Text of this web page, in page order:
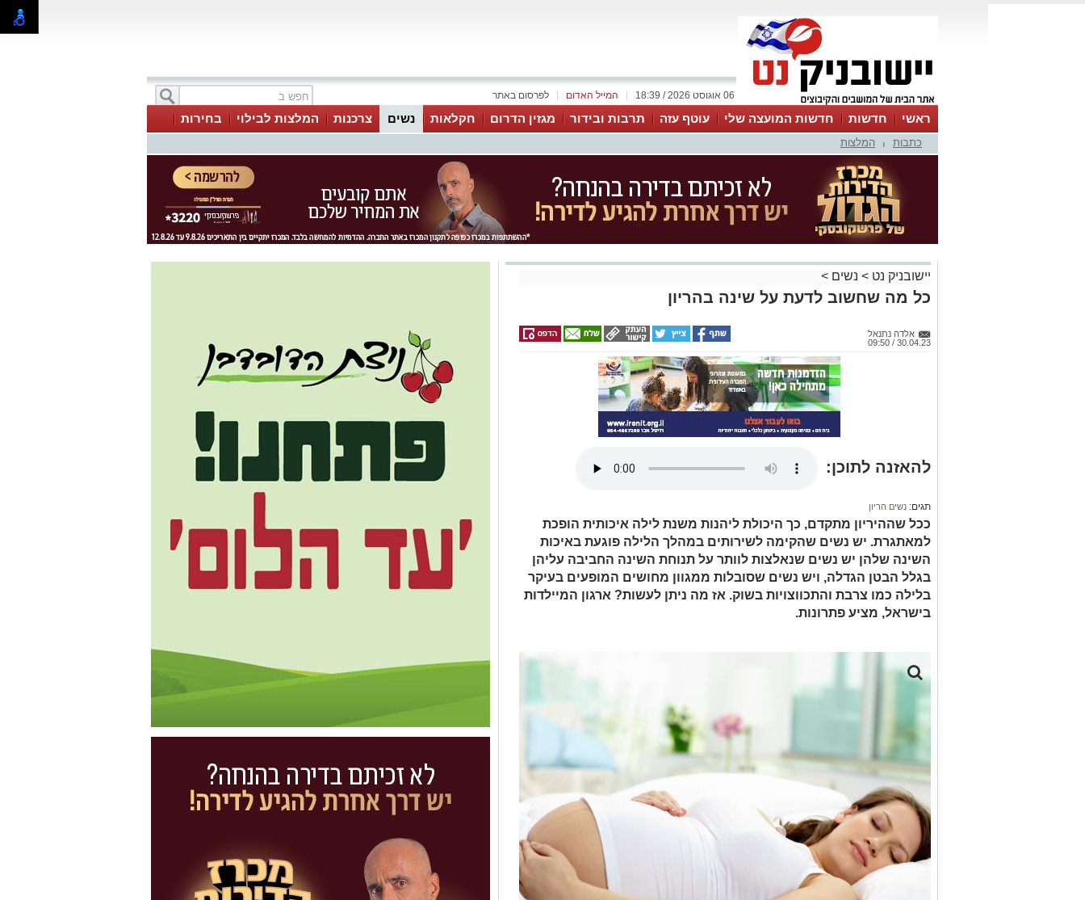
לפרסום באתר המייל האדום 06 אוגוסט 2026 / 18:39
ראשי חדשות חדשות המועצה שלי עוטף עזה תרבות ובידור מגזין הדרום חקלאות נשים צרכנות המלצות לבילוי
בחירות
אינדקס עסקים
כתבות המלצות
יישובניק נט > נשים >
כל מה שחשוב לדעת על שינה בהריון
אלדה נתנאל
30.04.23 / 09:50
להאזנה לתוכן:
תגים: נשים הריון
ככל שההיריון מתקדם, כך היכולת ליהנות משנת לילה איכותית הופכת
למאתגרת. יש נשים שהקימה לשירותים במהלך הלילה פוגעת באיכות
השינה שלהן יש נשים שנאלצות לוותר על תנוחת השינה החביבה עליהן
בגלל הבטן הגדלה, ויש נשים שסובלות ממגוון מחושים המופעים בעיקר
בלילה כמו צרבת והתכווצויות בשוק. אז מה ניתן לעשות? ארגון המיילדות
בישראל, מציע פתרונות.